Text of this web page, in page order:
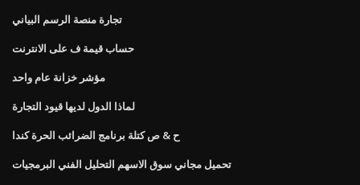
تجارة منصة الرسم البياني
حساب قيمة ف على الانترنت
مؤشر خزانة عام واحد
لماذا الدول لديها قيود التجارة
ح & ص كتلة برنامج الضرائب الحرة كندا
تحميل مجاني سوق الاسهم التحليل الفني البرمجيات